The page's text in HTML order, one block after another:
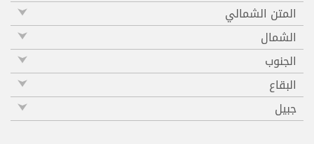
المتن الشمالي
الشمال
الجنوب
البقاع
جبيل